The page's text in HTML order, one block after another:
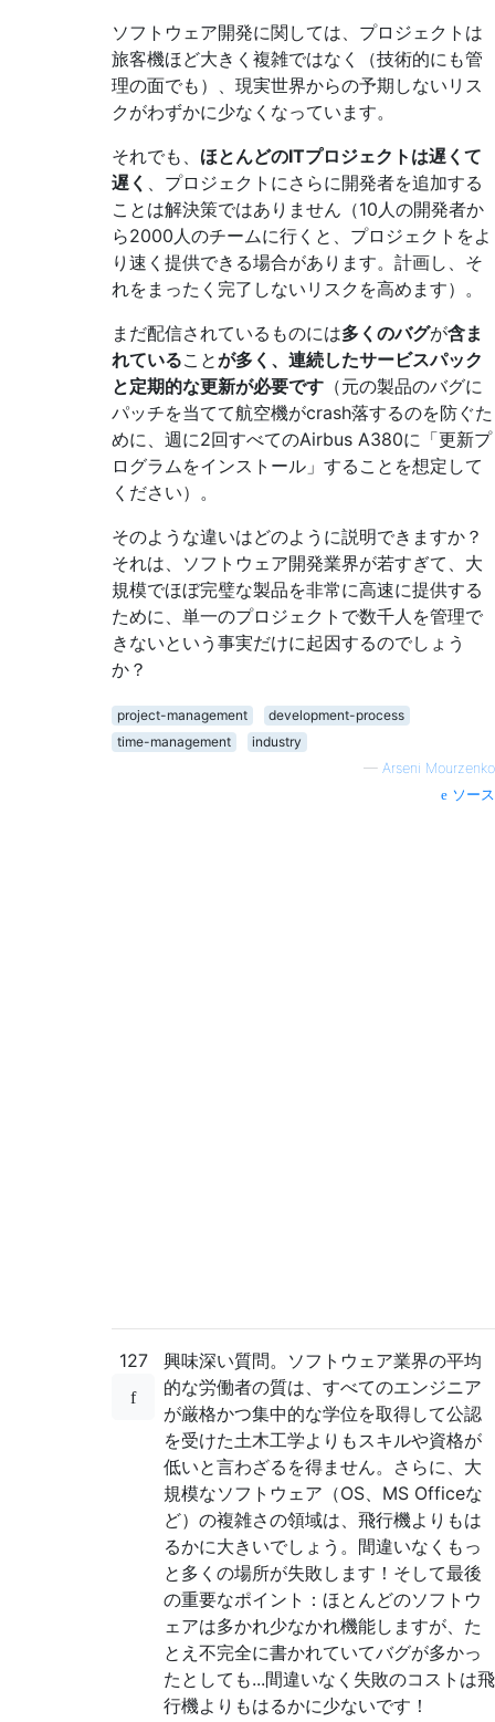
ソフトウェア開発に関しては、プロジェクトは
旅客機ほど大きく複雑ではなく（技術的にも管
理の面でも）、現実世界からの予期しないリス
クがわずかに少なくなっています。
それでも、 ほとんどのITプロジェクトは遅くて
遅く 、プロジェクトにさらに開発者を追加する
ことは解決策ではありません（10人の開発者か
ら2000人のチームに行くと、プロジェクトをよ
り速く提供できる場合があります。計画し、そ
れをまったく完了しないリスクを高めます）。
まだ配信されているものには多くのバグが含ま
れていることが多く、連続したサービスパック
と定期的な更新が必要です （元の製品のバグに
パッチを当てて航空機がcrash落するのを防ぐた
めに、週に2回すべてのAirbus A380に「更新プ
ログラムをインストール」することを想定して
ください）。
そのような違いはどのように説明できますか？
それは、ソフトウェア開発業界が若すぎて、大
規模でほぼ完璧な製品を非常に高速に提供する
ために、単一のプロジェクトで数千人を管理で
きないという事実だけに起因するのでしょう
か？
project-management
development-process
time-management
industry
— Arseni Mourzenko
ソース
127
興味深い質問。ソフトウェア業界の平均
的な労働者の質は、すべてのエンジニア
が厳格かつ集中的な学位を取得して公認
を受けた土木工学よりもスキルや資格が
低いと言わざるを得ません。さらに、大
規模なソフトウェア（OS、MS Officeな
ど）の複雑さの領域は、飛行機よりもは
るかに大きいでしょう。間違いなくもっ
と多くの場所が失敗します！そして最後
の重要なポイント：ほとんどのソフトウ
ェアは多かれ少なかれ機能しますが、た
とえ不完全に書かれていてバグが多かっ
たとしても...間違いなく失敗のコストは飛
行機よりもはるかに少ないです！